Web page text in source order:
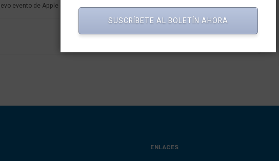
evento de Apple el próximo 7 de mayo, donde se espera...
ENLACES
SUSCRÍBETE AL BOLETÍN AHORA